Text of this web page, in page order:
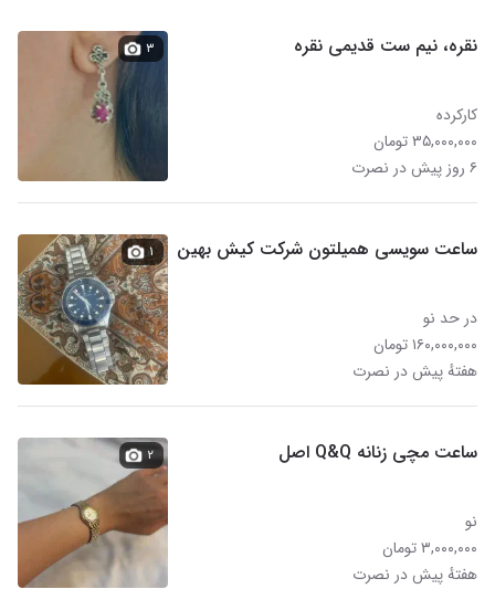
نقره، نیم ست قدیمی نقره
کارکرده
۳۵,۰۰۰,۰۰۰ تومان
۶ روز پیش در نصرت
۳
ساعت سویسی همیلتون شرکت کیش بهین
در حد نو
۱۶۰,۰۰۰,۰۰۰ تومان
هفتهٔ پیش در نصرت
۱
ساعت مچی زنانه Q&Q اصل
نو
۳,۰۰۰,۰۰۰ تومان
هفتهٔ پیش در نصرت
۲